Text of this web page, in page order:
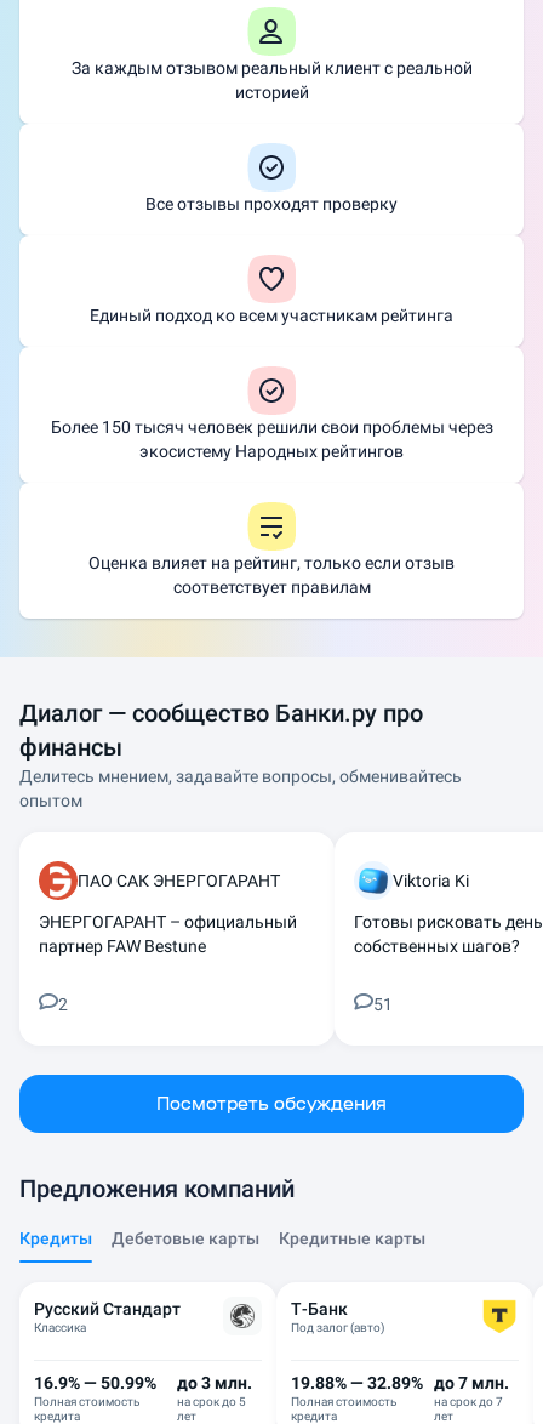
За каждым отзывом реальный клиент с реальной
историей
Все отзывы проходят проверку
Единый подход ко всем участникам рейтинга
Более 150 тысяч человек решили свои проблемы через
экосистему Народных рейтингов
Оценка влияет на рейтинг, только если отзыв
соответствует правилам
Диалог — сообщество Банки.ру про
финансы
Делитесь мнением, задавайте вопросы, обменивайтесь
опытом
ПАО САК ЭНЕРГОГАРАНТ
ЭНЕРГОГАРАНТ – официальный
партнер FAW Bestune
2
Viktoria Ki
Готовы рисковать
собственных шагов?
51
Посмотреть обсуждения
Предложения компаний
Кредиты Дебетовые карты Кредитные карты
Русский Стандарт
Классика
16.9% — 50.99%
Полная стоимость
кредита
до 3 млн.
на срок до 5
лет
Т-Банк
Под залог (авто)
19.88% — 32.89%
Полная стоимость
кредита
до 7 млн.
на срок до 7
лет